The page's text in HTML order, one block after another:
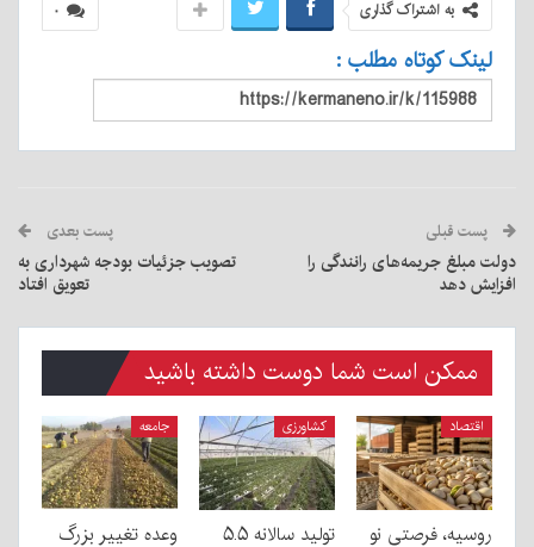
۰ به اشتراک گذاری
لینک کوتاه مطلب :
پست قبلی
دولت مبلغ جریمه‌های رانندگی را
افزایش دهد
پست بعدی
تصویب جزئیات بودجه شهرداری به
تعویق افتاد
ممکن است شما دوست داشته باشید
اقتصاد
روسیه، فرصتی نو
کشاورزی
تولید سالانه ۵.۵
جامعه
وعده تغییر بزرگ